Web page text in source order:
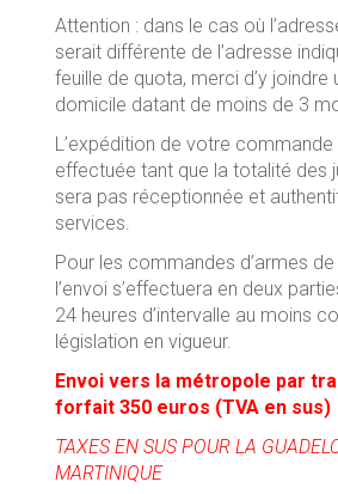
Attention : dans le cas où
serait différente de l’adresse
feuille de quota, merci d’y joindre
domicile datant de moins de 3
L’expédition de votre
effectuée tant que la totalité des
sera pas réceptionnée et
services.
Pour les commandes d’armes
l’envoi s’effectuera en deux
24 heures d’intervalle au moins
législation en vigueur.
Envoi vers la métropole par
forfait 350 euros (TVA en sus)
TAXES EN SUS POUR LA
MARTINIQUE